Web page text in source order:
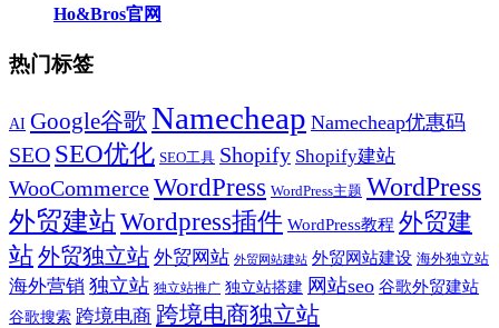
Ho&Bros官网
热门标签
AI Google谷歌 Namecheap Namecheap优惠码
SEO SEO优化 SEO工具 Shopify Shopify建站
WooCommerceWordPress WordPress主题 WordPress
外贸建站Wordpress插件 WordPress教程 外贸建
站外贸独立站 外贸网站 外贸网站建站 外贸网站建设 海外独立站
海外营销 独立站 独立站推广 独立站搭建 网站seo 谷歌外贸建站
谷歌搜索 跨境电商 跨境电商独立站